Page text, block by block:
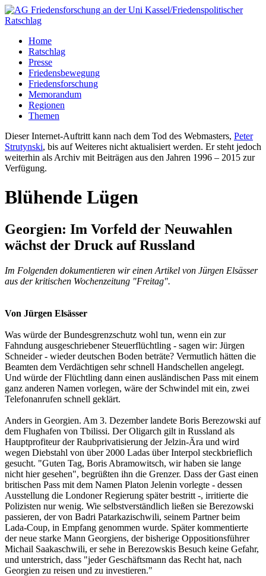
Home
Ratschlag
Presse
Friedensbewegung
Friedensforschung
Memorandum
Regionen
Themen
Dieser Internet-Auftritt kann nach dem Tod des Webmasters, Peter
Strutynski, bis auf Weiteres nicht aktualisiert werden. Er steht jedoch
weiterhin als Archiv mit Beiträgen aus den Jahren 1996 – 2015 zur
Verfügung.
Blühende Lügen
Georgien: Im Vorfeld der Neuwahlen
wächst der Druck auf Russland
Im Folgenden dokumentieren wir einen Artikel von Jürgen Elsässer
aus der kritischen Wochenzeitung "Freitag".
Von Jürgen Elsässer
Was würde der Bundesgrenzschutz wohl tun, wenn ein zur
Fahndung ausgeschriebener Steuerflüchtling - sagen wir: Jürgen
Schneider - wieder deutschen Boden beträte? Vermutlich hätten die
Beamten dem Verdächtigen sehr schnell Handschellen angelegt.
Und würde der Flüchtling dann einen ausländischen Pass mit einem
ganz anderen Namen vorlegen, wäre der Schwindel mit ein, zwei
Telefonanrufen schnell geklärt.
Anders in Georgien. Am 3. Dezember landete Boris Berezowski auf
dem Flughafen von Tbilissi. Der Oligarch gilt in Russland als
Hauptprofiteur der Raubprivatisierung der Jelzin-Ära und wird
wegen Diebstahl von über 2000 Ladas über Interpol steckbrieflich
gesucht. "Guten Tag, Boris Abramowitsch, wir haben sie lange
nicht hier gesehen", begrüßten ihn die Grenzer. Dass der Gast einen
britischen Pass mit dem Namen Platon Jelenin vorlegte - dessen
Ausstellung die Londoner Regierung später bestritt -, irritierte die
Polizisten nur wenig. Wie selbstverständlich ließen sie Berezowski
passieren, der von Badri Patarkazischwili, seinem Partner beim
Lada-Coup, in Empfang genommen wurde. Später kommentierte
der neue starke Mann Georgiens, der bisherige Oppositionsführer
Michail Saakaschwili, er sehe in Berezowskis Besuch keine Gefahr,
und unterstrich, dass "jeder Geschäftsmann das Recht hat, nach
Georgien zu reisen und zu investieren."